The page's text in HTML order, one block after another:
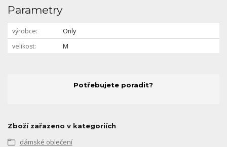
Parametry
výrobce
Only
velikost
M
Potřebujete poradit?
Zboží zařazeno v kategoriích
dámské oblečení